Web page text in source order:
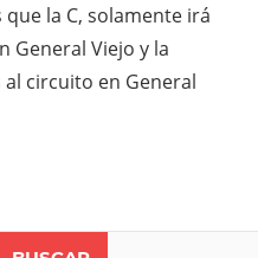
la C, solamente irá
General Viejo y la
al circuito en General